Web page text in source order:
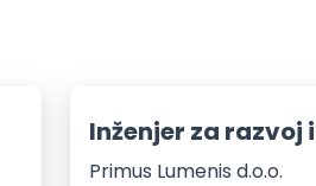
Inženjer za razvoj
Primus Lumenis d.o.o.